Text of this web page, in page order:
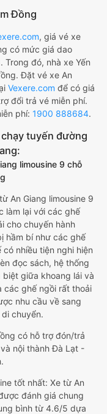
Đồng
, giá vé xe
có mức giá dao
đó, nhà xe Yến
Đặt vé xe An
Vexere.com để có giá
đổi trả vé miễn phí.
phí: 1900 888684.
tuyến đường
limousine 9 chỗ
An Giang limousine 9
làm lại với các ghế
cho chuyến hành
hầm bí như các ghế
nhiều tiện nghi hiện
đọc sách, hệ thống
giữa khoang lái và
các ghế ngồi rất thoải
nhu cầu về sang
chuyển.
có hỗ trợ đón/trả
nội thành Đà Lạt -
tốt nhất: Xe từ An
đánh giá chung
bình từ 4.6/5 dựa